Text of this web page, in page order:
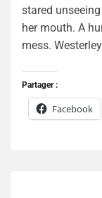
stared
her mouth. A
mess.
Partager :
Facebook